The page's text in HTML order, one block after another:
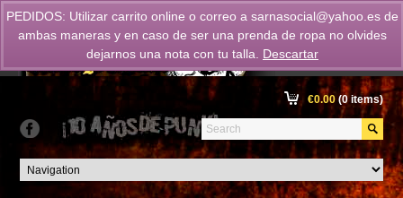
€0.00(0 items)
PEDIDOS: Utilizar carrito online o correo a sarnasocial@yahoo.es de
ambas maneras y en caso de ser una prenda de ropa no olvides
dejarnos una nota con tu talla.
Descartar